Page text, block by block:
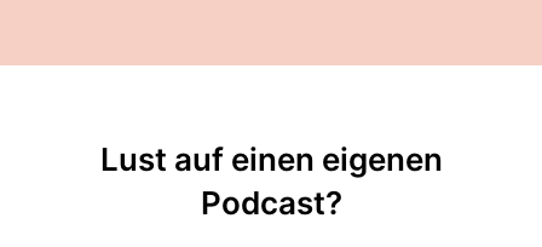
Lust auf einen eigenen
Podcast?